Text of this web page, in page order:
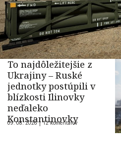
To najdôležitejšie z
Ukrajiny – Ruské
jednotky postúpili v
blízkosti Ilinovky
neďaleko
Konstantinovky
09. 08. 2026 |12 komentárov